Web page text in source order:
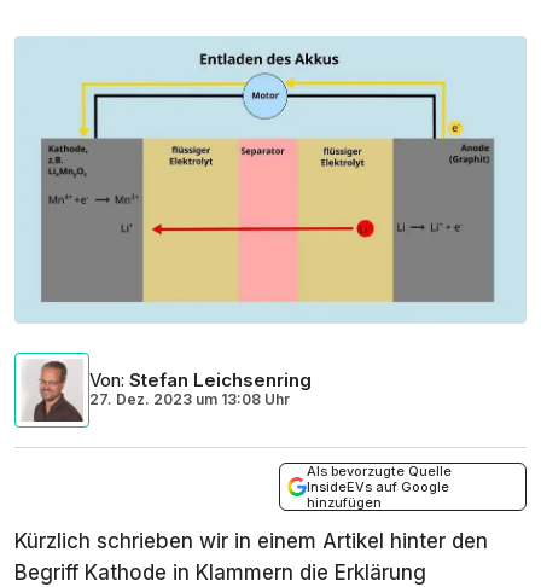
Von: Stefan Leichsenring
27. Dez. 2023 um 13:08 Uhr
Als bevorzugte Quelle
InsideEVs auf Google
hinzufügen
Kürzlich schrieben wir in einem Artikel hinter den
Begriff Kathode in Klammern die Erklärung